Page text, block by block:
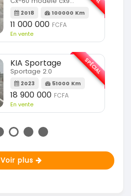
2018 100000 Km
11 000 000 FCFA
En vente
KIA Sportage
Sportage 2.0
2023 51000 Km
18 900 000 FCFA
En vente
SPÉCIAL
Voir plus